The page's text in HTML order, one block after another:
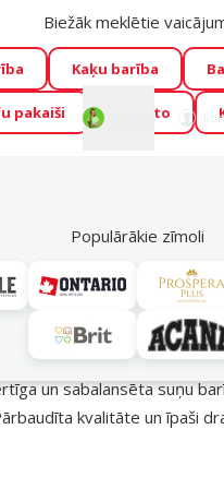
Zoo piedāvā lieliskas
🍖→Skatīt
ŪSAIŅI”!
Varbūt tieši
gada zvaigzne
→
Biežāk meklētie
Kaķu barība
pakaiši Foresto
Populārākie zīmoli
barība suņiem – uzturs
un sabalansēta suņu
kvalitāte un īpaši